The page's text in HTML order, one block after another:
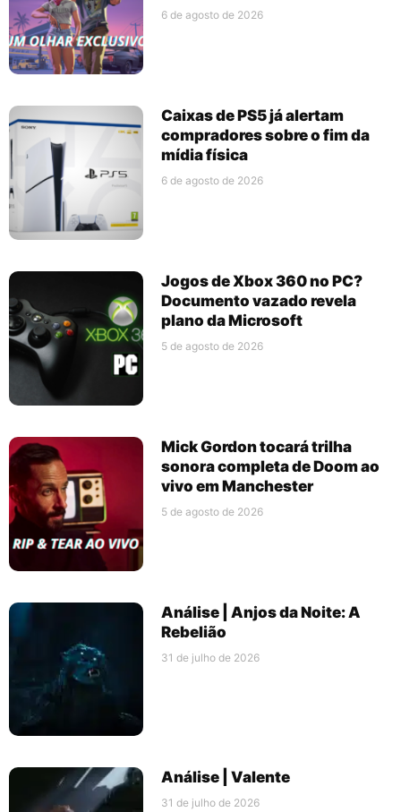
6 de agosto de 2026
Caixas de PS5 já alertam
compradores sobre o fim da
mídia física
6 de agosto de 2026
Jogos de Xbox 360 no PC?
Documento vazado revela
plano da Microsoft
5 de agosto de 2026
Mick Gordon tocará trilha
sonora completa de Doom ao
vivo em Manchester
5 de agosto de 2026
Análise | Anjos da Noite: A
Rebelião
31 de julho de 2026
Análise | Valente
31 de julho de 2026